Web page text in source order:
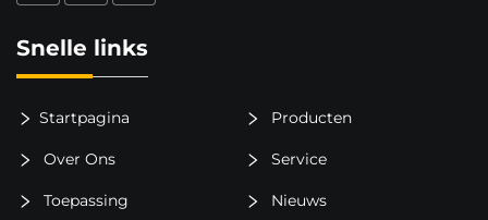
Snelle links
Startpagina Producten
Over Ons Service
Toepassing Nieuws